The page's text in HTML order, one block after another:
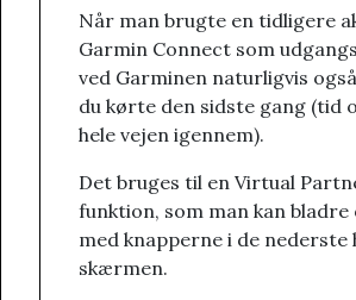
Når man brugte en tidligere
Garmin Connect som
ved Garminen naturligvis
du kørte den sidste gang (tid
hele vejen igennem).
Det bruges til en Virtual
funktion, som man kan bladre
med knapperne i de nederste
skærmen.